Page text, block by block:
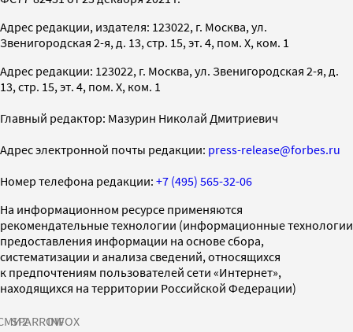
Адрес редакции, издателя: 123022, г. Москва, ул.
Звенигородская 2-я, д. 13, стр. 15, эт. 4, пом. X, ком. 1
Адрес редакции: 123022, г. Москва, ул. Звенигородская 2-я, д.
13, стр. 15, эт. 4, пом. X, ком. 1
Главный редактор: Мазурин Николай Дмитриевич
Адрес электронной почты редакции: press-release@forbes.ru
Номер телефона редакции: +7 (495) 565-32-06
На информационном ресурсе применяются
рекомендательные технологии (информационные технологии
предоставления информации на основе сбора,
систематизации и анализа сведений, относящихся
к предпочтениям пользователей сети «Интернет»,
находящихся на территории Российской Федерации)
SPARROWINFOX